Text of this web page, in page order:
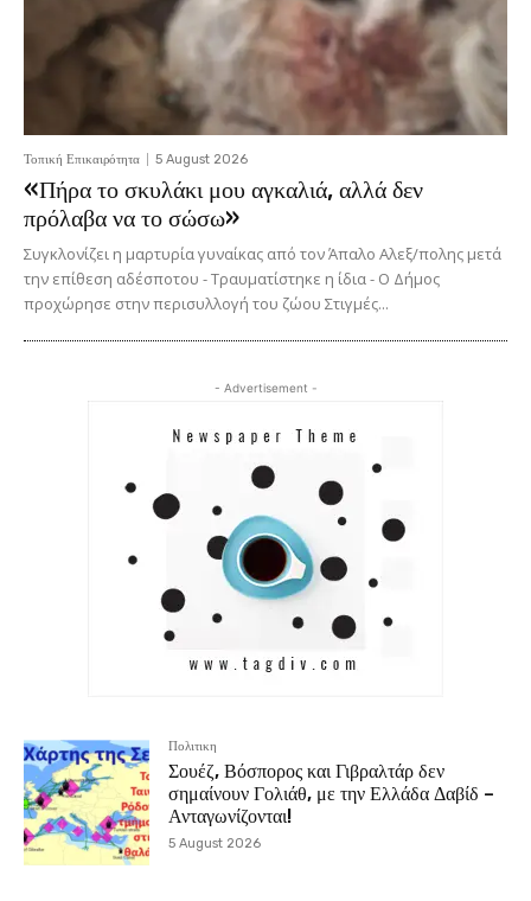
Τοπική Επικαιρότητα 5 August 2026
«Πήρα το σκυλάκι μου αγκαλιά, αλλά δεν
πρόλαβα να το σώσω»
Συγκλονίζει η μαρτυρία γυναίκας από τον Άπαλο Αλεξ/πολης μετά
την επίθεση αδέσποτου - Τραυματίστηκε η ίδια - Ο Δήμος
προχώρησε στην περισυλλογή του ζώου Στιγμές...
- Advertisement -
Πολιτικη
Σουέζ, Βόσπορος και Γιβραλτάρ δεν
σημαίνουν Γολιάθ, με την Ελλάδα Δαβίδ –
Ανταγωνίζονται!
5 August 2026